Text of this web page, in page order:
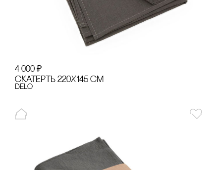
4 000 ₽
сКАТЕРТЬ 220Х145 сМ
Delo